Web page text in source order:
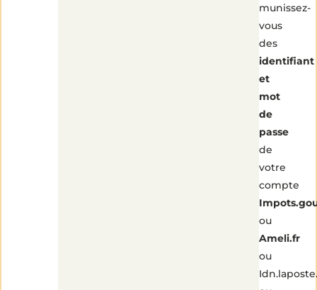
munissez-
vous
des
identifiant
et
mot
de
passe
de
votre
compte
ou
Ameli.fr
ou